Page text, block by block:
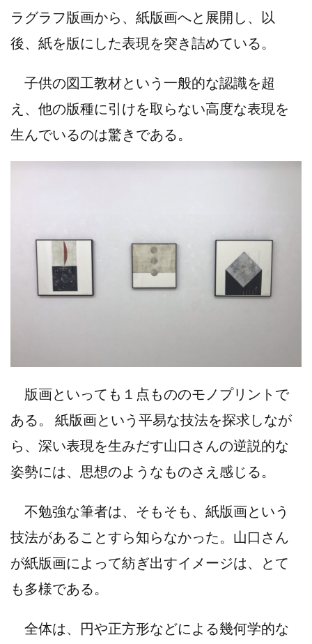
ラグラフ版画から、紙版画へと展開し、以
後、紙を版にした表現を突き詰めている。
子供の図工教材という一般的な認識を超
え、他の版種に引けを取らない高度な表現を
生んでいるのは驚きである。
版画といっても１点もののモノプリントで
ある。 紙版画という平易な技法を探求しなが
ら、深い表現を生みだす山口さんの逆説的な
姿勢には、思想のようなものさえ感じる。
不勉強な筆者は、そもそも、紙版画という
技法があることすら知らなかった。山口さん
が紙版画によって紡ぎ出すイメージは、とて
も多様である。
全体は、円や正方形などによる幾何学的な